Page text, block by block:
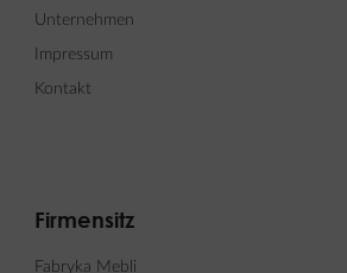
Unternehmen
Impressum
Kontakt
Firmensitz
Fabryka Mebli